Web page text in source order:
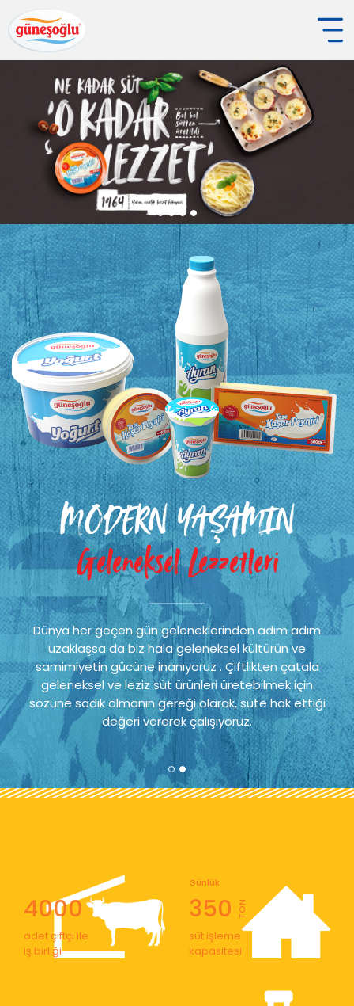
MODERN YAŞAMIN
Geleneksel Lezzetleri
Dünya her geçen gün geleneklerinden adım adım
uzaklaşsa da biz hala geleneksel kültürün ve
samimiyetin gücüne inanıyoruz . Çiftlikten çatala
geleneksel ve leziz süt ürünleri üretebilmek için
sözüne sadık olmanın gereği olarak, süte hak ettiği
değeri vererek çalışıyoruz.
4000
adet çiftçi ile
iş birliği
350
Günlük
TON
süt işleme
kapasitesi